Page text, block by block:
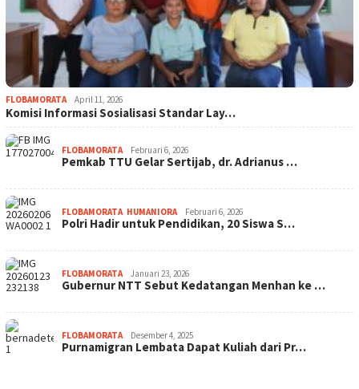
FLOBAMORATA April 11, 2026
Komisi Informasi Sosialisasi Standar Lay…
FLOBAMORATA Februari 6, 2026
Pemkab TTU Gelar Sertijab, dr. Adrianus …
FLOBAMORATA, HUMANIORA Februari 6, 2026
Polri Hadir untuk Pendidikan, 20 Siswa S…
FLOBAMORATA Januari 23, 2026
Gubernur NTT Sebut Kedatangan Menhan ke …
FLOBAMORATA Desember 4, 2025
Purnamigran Lembata Dapat Kuliah dari Pr…